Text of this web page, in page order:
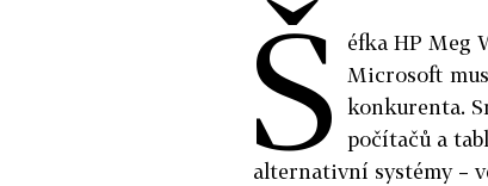
Š
éfka HP Meg
Microsoft
konkurenta.
počítačů a
alternativní systémy –